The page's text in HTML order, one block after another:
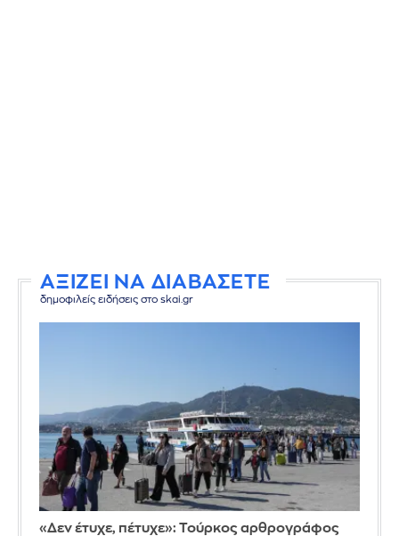
ΑΞΙΖΕΙ ΝΑ ΔΙΑΒΑΣΕΤΕ
δημοφιλείς ειδήσεις στο skai.gr
«Δεν έτυχε, πέτυχε»: Τούρκος αρθρογράφος